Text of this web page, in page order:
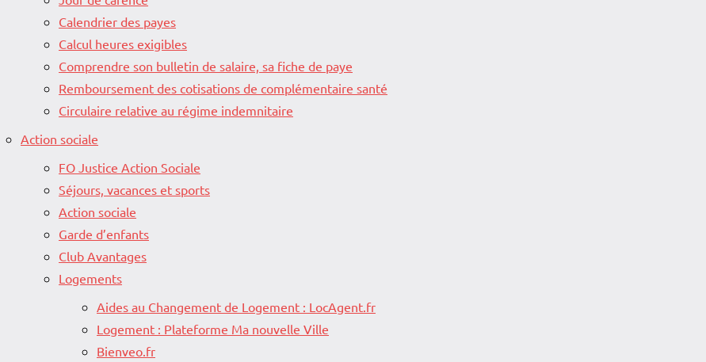
Calendrier des payes
Calcul heures exigibles
Comprendre son bulletin de salaire, sa fiche de paye
Remboursement des cotisations de complémentaire santé
Circulaire relative au régime indemnitaire
Action sociale
FO Justice Action Sociale
Séjours, vacances et sports
Action sociale
Garde d’enfants
Club Avantages
Logements
Aides au Changement de Logement : LocAgent.fr
Logement : Plateforme Ma nouvelle Ville
Bienveo.fr